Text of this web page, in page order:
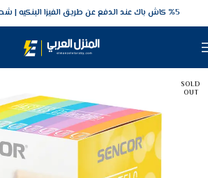
5‎% كاش باك عند الدفع عن طريق الفيزا البنكيه
SOLD
OUT